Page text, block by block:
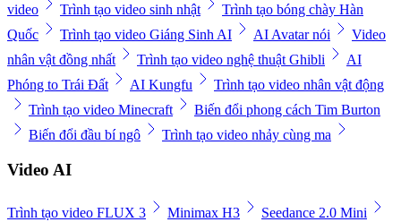
video
Trình tạo video sinh nhật
Trình tạo bóng chày Hàn
Quốc
Trình tạo video Giáng Sinh AI AI Avatar nói
Video
nhân vật đồng nhất
Trình tạo video nghệ thuật Ghibli
AI
Phóng to Trái Đất
AI Kungfu
Trình tạo video nhân vật động
Trình tạo video Minecraft
Biến đổi phong cách Tim Burton
Biến đổi đầu bí ngô
Trình tạo video nhảy cùng ma
Video AI
Trình tạo video FLUX 3 Minimax H3
Seedance 2.0 Mini